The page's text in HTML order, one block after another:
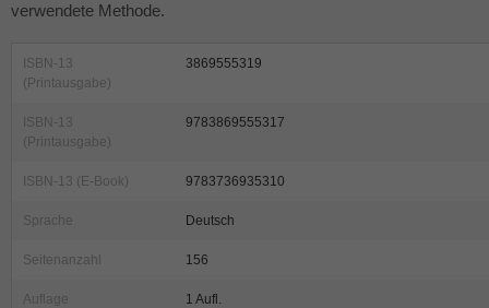
verwendete Methode.
ISBN-13
(Printausgabe)
3869555319
ISBN-13
(Printausgabe)
9783869555317
ISBN-13 (E-Book) 9783736935310
Sprache Deutsch
Seitenanzahl 156
Auflage 1 Aufl.